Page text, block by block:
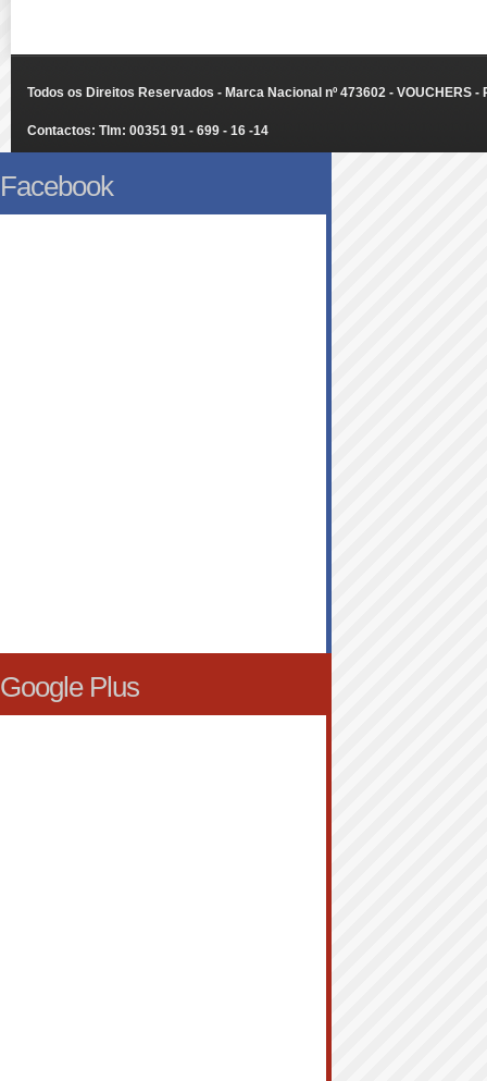
Todos os Direitos Reservados - Marca Nacional nº 473602 - VOUCHERS
Contactos: Tlm: 00351 91 - 699 - 16 -14
Facebook
Google Plus